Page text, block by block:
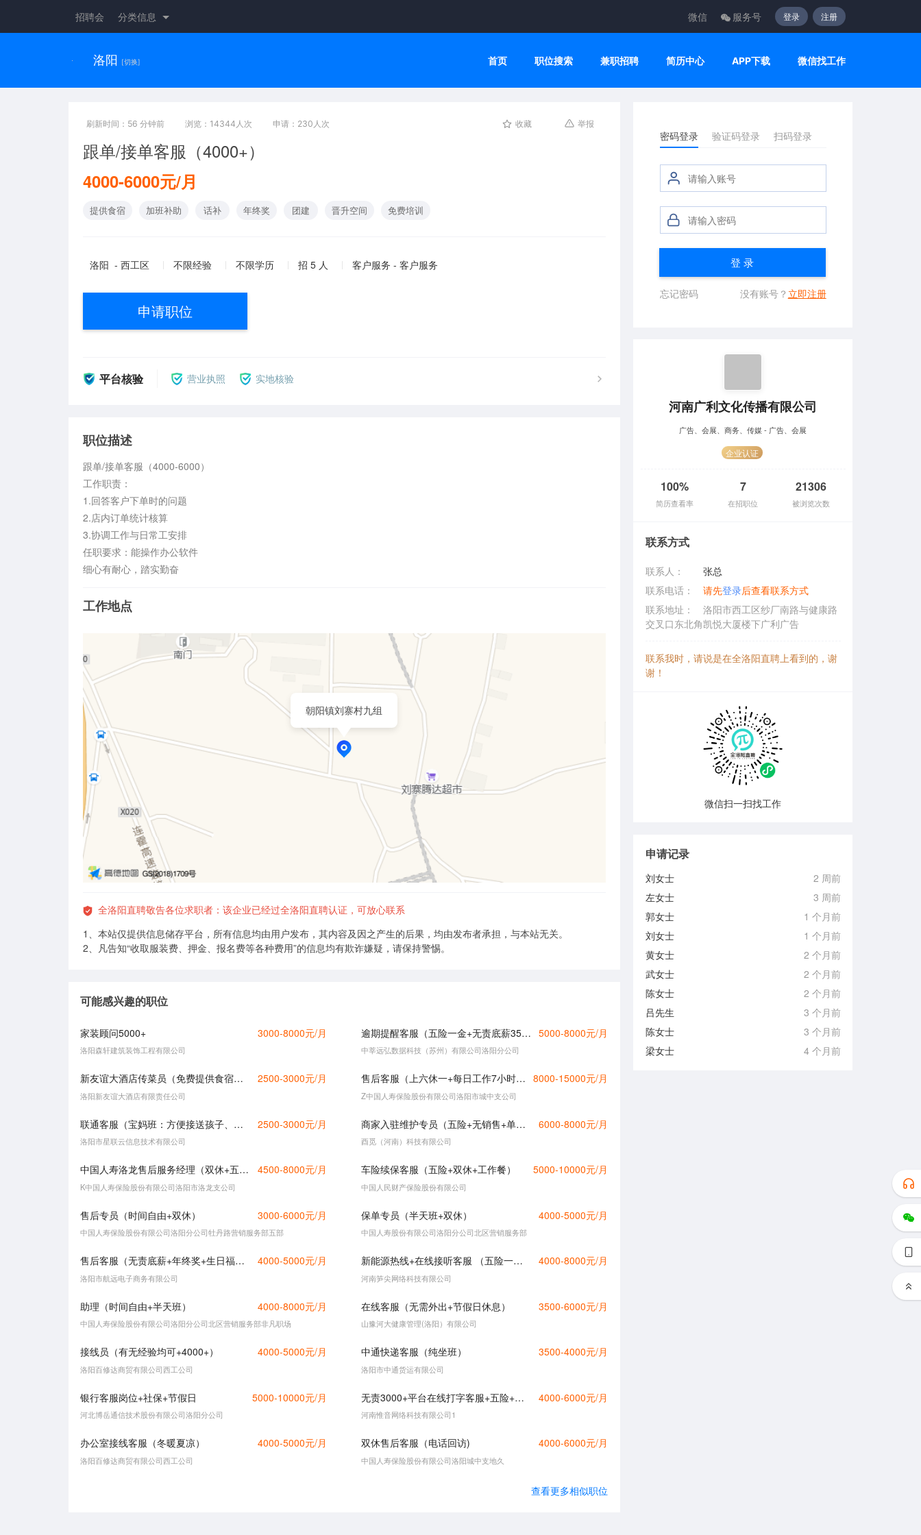
招聘会 分类信息 微信 服务号 登录 注册
洛阳 [切换] 首页 职位搜索 兼职招聘 简历中心 APP下载 微信找工作
刷新时间：56 分钟前 浏览：14344人次 申请：230人次 收藏 举报
跟单/接单客服（4000+）
4000-6000元/月
提供食宿 加班补助 话补 年终奖 团建 晋升空间 免费培训
洛阳 - 西工区 不限经验 不限学历 招 5 人 客户服务 - 客户服务
申请职位
平台核验 营业执照 实地核验
职位描述
跟单/接单客服（4000-6000）
工作职责：
1.回答客户下单时的问题
2.店内订单统计核算
3.协调工作与日常工安排
任职要求：能操作办公软件
细心有耐心，踏实勤奋
工作地点
朝阳镇刘寨村九组
全洛阳直聘敬告各位求职者：该企业已经过全洛阳直聘认证，可放心联系
1、本站仅提供信息储存平台，所有信息均由用户发布，其内容及因之产生的后果，均由发布者承担，与本站无关。
2、凡告知“收取服装费、押金、报名费等各种费用”的信息均有欺诈嫌疑，请保持警惕。
可能感兴趣的职位
家装顾问5000+ 3000-8000元/月
洛阳森轩建筑装饰工程有限公司
逾期提醒客服（五险一金+无责底薪3500+提成）有经验 5000-8000元/月
中莘远弘数据科技（苏州）有限公司洛阳分公司
新友谊大酒店传菜员（免费提供食宿、洗浴......） 2500-3000元/月
洛阳新友谊大酒店有限责任公司
售后客服（上六休一+每日工作7小时+年薪13万） 8000-15000元/月
Z中国人寿保险股份有限公司洛阳市城中支公司
联通客服（宝妈班：方便接送孩子、双休） 2500-3000元/月
洛阳市星联云信息技术有限公司
商家入驻维护专员（五险+无销售+单双休） 6000-8000元/月
酉觅（河南）科技有限公司
中国人寿洛龙售后服务经理（双休+五险+法定节日） 4500-8000元/月
K中国人寿保险股份有限公司洛阳市洛龙支公司
车险续保客服（五险+双休+工作餐） 5000-10000元/月
中国人民财产保险股份有限公司
售后专员（时间自由+双休） 3000-6000元/月
中国人寿保险股份有限公司洛阳分公司牡丹路营销服务部五部
保单专员（半天班+双休） 4000-5000元/月
中国人寿股份有限公司洛阳分公司北区营销服务部
售后客服（无责底薪+年终奖+生日福利） 4000-5000元/月
洛阳市航远电子商务有限公司
新能源热线+在线接听客服 （五险一金） 4000-8000元/月
河南笋尖网络科技有限公司
助理（时间自由+半天班） 4000-8000元/月
中国人寿保险股份有限公司洛阳分公司北区营销服务部非凡职场
在线客服（无需外出+节假日休息） 3500-6000元/月
山豫河大健康管理(洛阳）有限公司
接线员（有无经验均可+4000+） 4000-5000元/月
洛阳百修达商贸有限公司西工公司
中通快递客服（纯坐班） 3500-4000元/月
洛阳市中通货运有限公司
银行客服岗位+社保+节假日 5000-10000元/月
河北博岳通信技术股份有限公司洛阳分公司
无责3000+平台在线打字客服+五险+不销售 4000-6000元/月
河南惟音网络科技有限公司1
办公室接线客服（冬暖夏凉） 4000-5000元/月
洛阳百修达商贸有限公司西工公司
双休售后客服（电话回访) 4000-6000元/月
中国人寿保险股份有限公司洛阳城中支地久
查看更多相似职位
密码登录 验证码登录 扫码登录
登 录
忘记密码 没有账号？ 立即注册
河南广利文化传播有限公司
广告、会展、商务、传媒 - 广告、会展
企业认证
100%
简历查看率
7
在招职位
21306
被浏览次数
联系方式
联系人：
张总
联系电话：
请先登录后查看联系方式
联系地址：
洛阳市西工区纱厂南路与健康路
交叉口东北角凯悦大厦楼下广利广告
联系我时，请说是在全洛阳直聘上看到的，谢
谢！
微信扫一扫找工作
申请记录
刘女士
2 周前
左女士
3 周前
郭女士
1 个月前
刘女士
1 个月前
黄女士
2 个月前
武女士
2 个月前
陈女士
2 个月前
吕先生
3 个月前
陈女士
3 个月前
梁女士
4 个月前